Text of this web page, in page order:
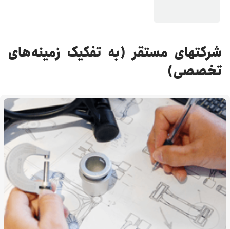
شرکتهای مستقر (به تفکیک زمینه‌های
تخصصی)